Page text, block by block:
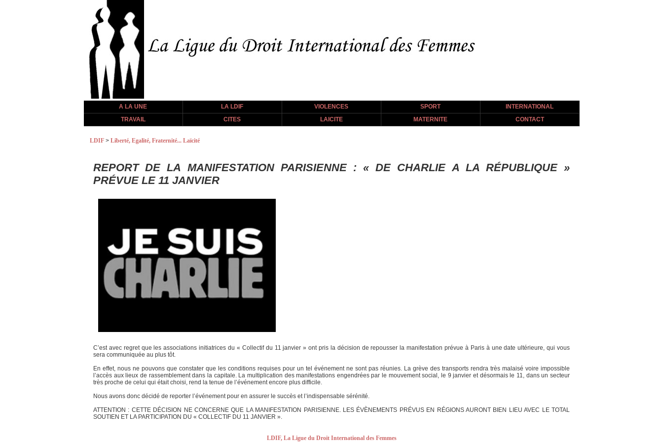
A LA UNE LA LDIF VIOLENCES SPORT
INTERNATIONAL
TRAVAIL
CITES LAICITE MATERNITE CONTACT
LDIF > Liberté, Egalité, Fraternité... Laïcité
REPORT DE LA MANIFESTATION PARISIENNE : « DE CHARLIE A LA RÉPUBLIQUE »
PRÉVUE LE 11 JANVIER
C’est avec regret que les associations initiatrices du « Collectif du 11 janvier » ont pris la décision de repousser la manifestation prévue à Paris à une date ultérieure, qui vous
sera communiquée au plus tôt.
En effet, nous ne pouvons que constater que les conditions requises pour un tel événement ne sont pas réunies. La grève des transports rendra très malaisé voire impossible
l’accès aux lieux de rassemblement dans la capitale. La multiplication des manifestations engendrées par le mouvement social, le 9 janvier et désormais le 11, dans un secteur
très proche de celui qui était choisi, rend la tenue de l’événement encore plus difficile.
Nous avons donc décidé de reporter l’événement pour en assurer le succès et l’indispensable sérénité.
ATTENTION : CETTE DÉCISION NE CONCERNE QUE LA MANIFESTATION PARISIENNE. LES ÉVÈNEMENTS PRÉVUS EN RÉGIONS AURONT BIEN LIEU AVEC LE TOTAL
SOUTIEN ET LA PARTICIPATION DU « COLLECTIF DU 11 JANVIER ».
LDIF, La Ligue du Droit International des Femmes